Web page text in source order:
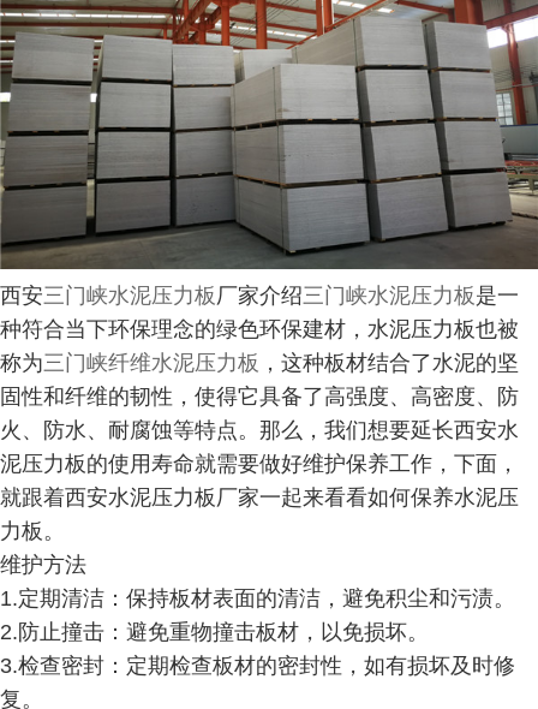
西安三门峡水泥压力板厂家介绍三门峡水泥压力板是一
种符合当下环保理念的绿色环保建材，水泥压力板也被
称为三门峡纤维水泥压力板 ，这种板材结合了水泥的坚
固性和纤维的韧性，使得它具备了高强度、高密度、防
火、防水、耐腐蚀等特点。那么，我们想要延长西安水
泥压力板的使用寿命就需要做好维护保养工作，下面，
就跟着西安水泥压力板厂家一起来看看如何保养水泥压
力板。
维护方法
1.定期清洁：保持板材表面的清洁，避免积尘和污渍。
2.防止撞击：避免重物撞击板材，以免损坏。
3.检查密封：定期检查板材的密封性，如有损坏及时修
复。